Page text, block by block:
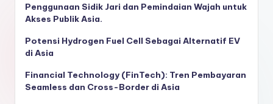
Penggunaan Sidik Jari dan Pemindaian Wajah untuk
Akses Publik Asia.
Potensi Hydrogen Fuel Cell Sebagai Alternatif EV
di Asia
Financial Technology (FinTech): Tren Pembayaran
Seamless dan Cross-Border di Asia